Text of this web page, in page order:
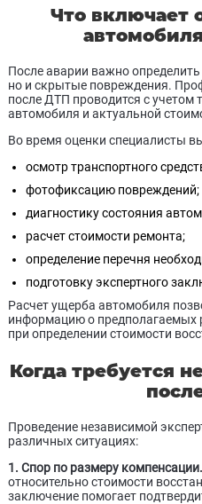
Что включает
После аварии важно
но и скрытые повреждения.
после ДТП проводится с учетом
автомобиля и актуальной
Во время оценки специалисты
осмотр транспортного
фотофиксацию повреждений;
диагностику состояния
расчет стоимости ремонта;
определение перечня
подготовку экспертного
Расчет ущерба автомобиля
информацию о предполагаемых
при определении стоимости
Когда требуется
Проведение независимой
различных ситуациях:
1. Спор по размеру компенсации.
относительно стоимости
заключение помогает